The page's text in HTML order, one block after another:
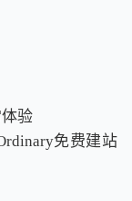
验
免费建站